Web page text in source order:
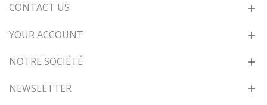
CONTACT US
YOUR ACCOUNT
NOTRE SOCIÉTÉ
NEWSLETTER